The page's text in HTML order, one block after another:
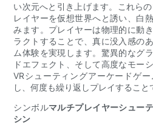
い次元へと引き上げます。これら
レイヤーを仮想世界へと誘い、白
みます。プレイヤーは物理的に動
ラクトすることで、真に没入感の
ム体験を実現します。驚異的なグ
ドエフェクト、そして高度なモー
VRシューティングアーケードゲ
し、何度も繰り返しプレイすること
シンボルマルチプレイヤーシュー
シン